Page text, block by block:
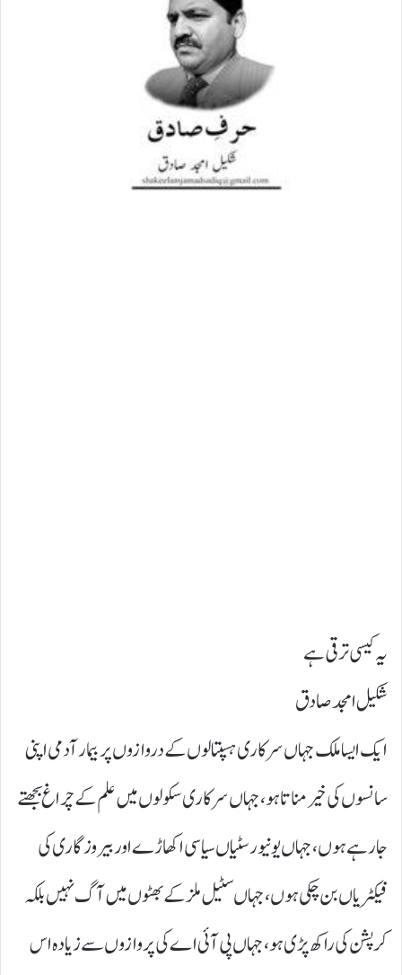
یہ کیسی ترقی ہے
شکیل امجد صادق
ایک ایسا ملک جہاں سرکاری ہسپتالوں کے دروازوں پر بیمار آدمی اپنی
سانسوں کی خیر مناتا ہو، جہاں سرکاری سکولوں میں علم کے چراغ بجھتے
جا رہے ہوں، جہاں یونیورسٹیاں سیاسی اکھاڑے اور بیروزگاری کی
فیکٹریاں بن چکی ہوں، جہاں سٹیل ملز کے بھٹوں میں آگ نہیں بلکہ
کرپشن کی راکھ پڑی ہو، جہاں پی آئی اے کی پروازوں سے زیادہ اس